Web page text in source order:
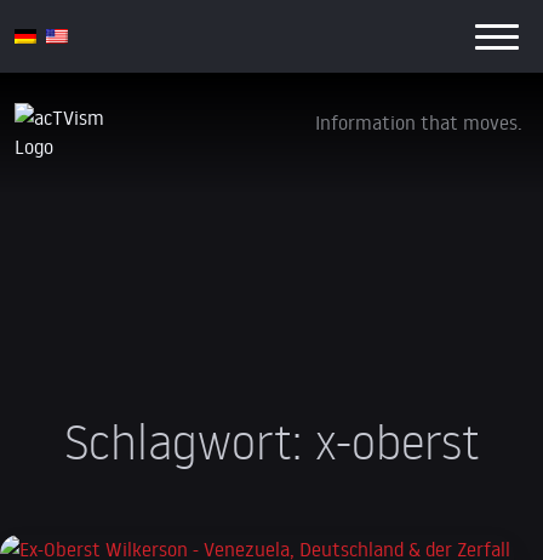
Information that moves.
Schlagwort: x-oberst